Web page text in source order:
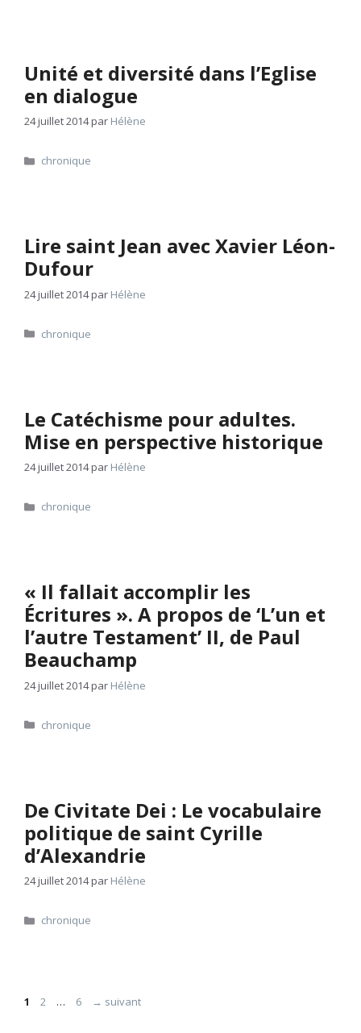
Unité et diversité dans l’Eglise
en dialogue
24 juillet 2014par Hélène
Catégories
chronique
Lire saint Jean avec Xavier Léon-
Dufour
24 juillet 2014par Hélène
Catégories
chronique
Le Catéchisme pour adultes.
Mise en perspective historique
24 juillet 2014par Hélène
Catégories
chronique
« Il fallait accomplir les
Écritures ». A propos de ‘L’un et
l’autre Testament’ II, de Paul
Beauchamp
24 juillet 2014par Hélène
Catégories
chronique
De Civitate Dei : Le vocabulaire
politique de saint Cyrille
d’Alexandrie
24 juillet 2014par Hélène
Catégories
chronique
Page
1 Page
2 … Page
6 → suivant